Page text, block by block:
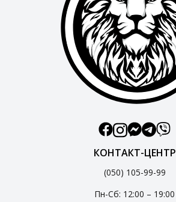
КОНТАКТ-ЦЕНТР
(050) 105-99-99
Пн-Сб: 12:00 – 19:00